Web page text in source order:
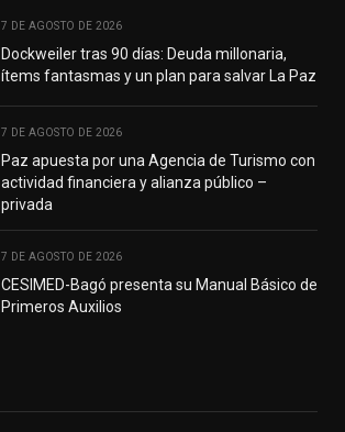
7 DE AGOSTO DE 2026
Dockweiler tras 90 días: Deuda millonaria,
ítems fantasmas y un plan para salvar La Paz
7 DE AGOSTO DE 2026
Paz apuesta por una Agencia de Turismo con
actividad financiera y alianza público –
privada
7 DE AGOSTO DE 2026
CESIMED-Bagó presenta su Manual Básico de
Primeros Auxilios